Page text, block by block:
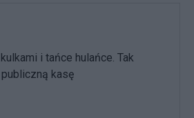
i tańce hulańce. Tak
kasę